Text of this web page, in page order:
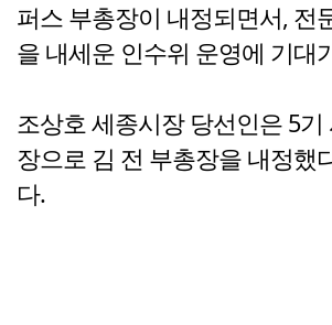
퍼스 부총장이 내정되면서, 전
을 내세운 인수위 운영에 기대
조상호 세종시장 당선인은 5기
장으로 김 전 부총장을 내정했
다.